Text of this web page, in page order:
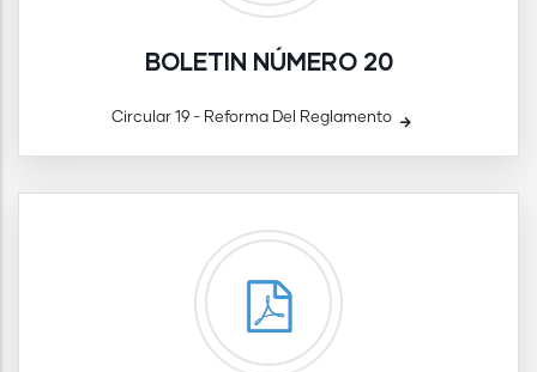
BOLETIN NÚMERO 20
Circular 19 - Reforma Del Reglamento